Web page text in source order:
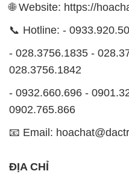
🌐 Website: https://
📞 Hotline: -
- 028.3756.1835 -
028.3756.1842
- 0932.660.696 -
0902.765.866
📧 Email:
ĐỊA CHỈ